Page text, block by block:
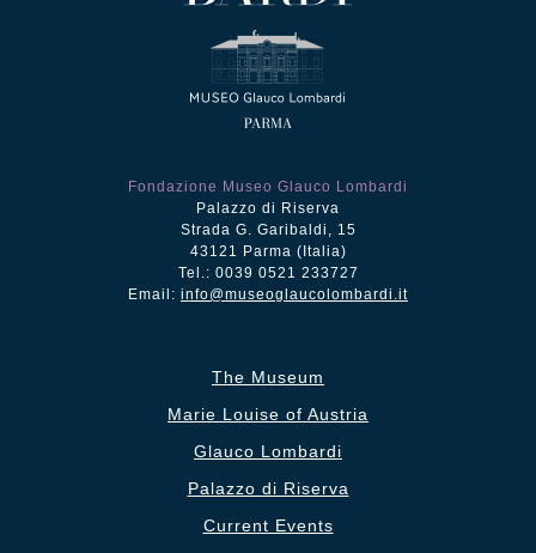
Fondazione Museo Glauco Lombardi
Palazzo di Riserva
Strada G. Garibaldi, 15
43121 Parma (Italia)
Tel.: 0039 0521 233727
Email: info@museoglaucolombardi.it
The Museum
Marie Louise of Austria
Glauco Lombardi
Palazzo di Riserva
Current Events